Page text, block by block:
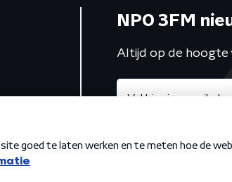
NPO 3FM
Altijd op de hoogte